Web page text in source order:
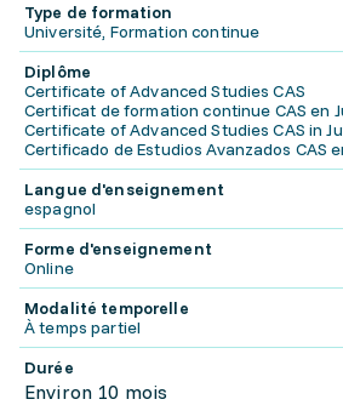
Type de formation
Université, Formation continue
Diplôme
Certificate of Advanced Studies CAS
Certificat de formation continue CAS en
Certificate of Advanced Studies CAS in
Certificado de Estudios Avanzados CAS
Langue d'enseignement
espagnol
Forme d'enseignement
Online
Modalité temporelle
À temps partiel
Durée
Environ 10 mois